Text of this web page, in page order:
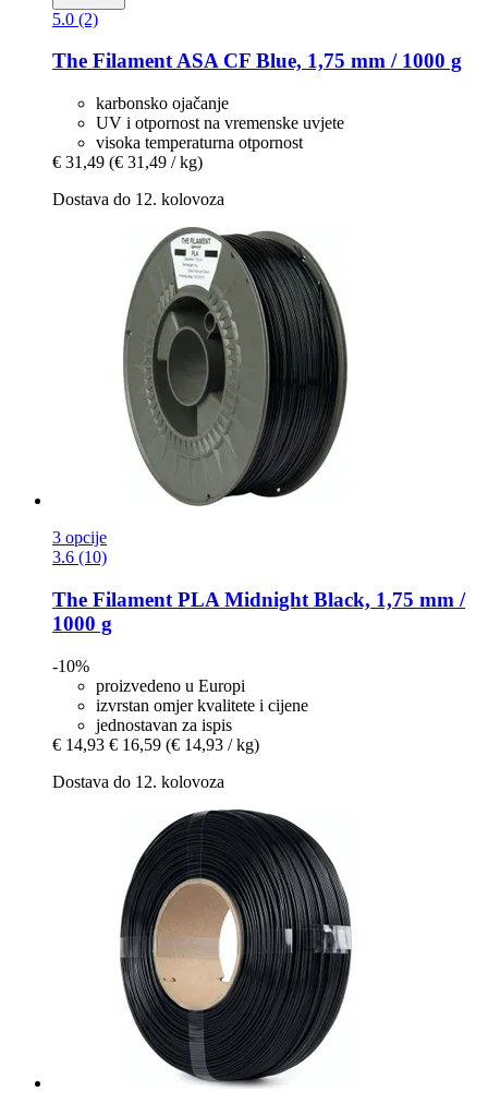
5.0 (2)
The FilamentASA CF Blue, 1,75 mm / 1000 g
karbonsko ojačanje
UV i otpornost na vremenske uvjete
visoka temperaturna otpornost
€ 31,49 (€ 31,49 / kg)
Dostava do 12. kolovoza
3 opcije
3.6 (10)
The Filament PLA Midnight Black, 1,75 mm /
1000 g
-10%
proizvedeno u Europi
izvrstan omjer kvalitete i cijene
jednostavan za ispis
€ 14,93 € 16,59 (€ 14,93 / kg)
Dostava do 12. kolovoza